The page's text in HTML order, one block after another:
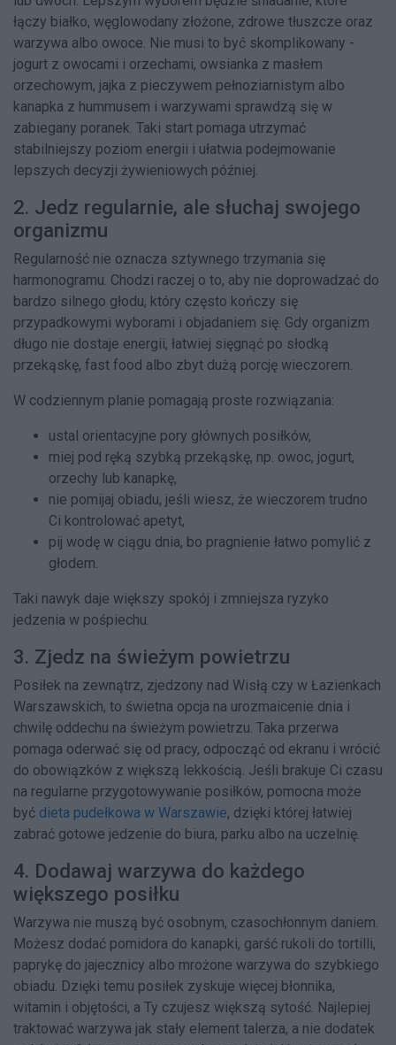
łączy białko, węglowodany złożone, zdrowe tłuszcze oraz
warzywa albo owoce. Nie musi to być skomplikowany -
jogurt z owocami i orzechami, owsianka z masłem
orzechowym, jajka z pieczywem pełnoziarnistym albo
kanapka z hummusem i warzywami sprawdzą się w
zabiegany poranek. Taki start pomaga utrzymać
stabilniejszy poziom energii i ułatwia podejmowanie
lepszych decyzji żywieniowych później.
2. Jedz regularnie, ale słuchaj swojego
organizmu
Regularność nie oznacza sztywnego trzymania się
harmonogramu. Chodzi raczej o to, aby nie doprowadzać do
bardzo silnego głodu, który często kończy się
przypadkowymi wyborami i objadaniem się. Gdy organizm
długo nie dostaje energii, łatwiej sięgnąć po słodką
przekąskę, fast food albo zbyt dużą porcję wieczorem.
W codziennym planie pomagają proste rozwiązania:
ustal orientacyjne pory głównych posiłków,
miej pod ręką szybką przekąskę, np. owoc, jogurt,
orzechy lub kanapkę,
nie pomijaj obiadu, jeśli wiesz, że wieczorem trudno
Ci kontrolować apetyt,
pij wodę w ciągu dnia, bo pragnienie łatwo pomylić z
głodem.
Taki nawyk daje większy spokój i zmniejsza ryzyko
jedzenia w pośpiechu.
3. Zjedz na świeżym powietrzu
Posiłek na zewnątrz, zjedzony nad Wisłą czy w Łazienkach
Warszawskich, to świetna opcja na urozmaicenie dnia i
chwilę oddechu na świeżym powietrzu. Taka przerwa
pomaga oderwać się od pracy, odpocząć od ekranu i wrócić
do obowiązków z większą lekkością. Jeśli brakuje Ci czasu
na regularne przygotowywanie posiłków, pomocna może
być dieta pudełkowa w Warszawie, dzięki której łatwiej
zabrać gotowe jedzenie do biura, parku albo na uczelnię.
4. Dodawaj warzywa do każdego
większego posiłku
Warzywa nie muszą być osobnym, czasochłonnym daniem.
Możesz dodać pomidora do kanapki, garść rukoli do tortilli,
paprykę do jajecznicy albo mrożone warzywa do szybkiego
obiadu. Dzięki temu posiłek zyskuje więcej błonnika,
witamin i objętości, a Ty czujesz większą sytość. Najlepiej
traktować warzywa jak stały element talerza, a nie dodatek